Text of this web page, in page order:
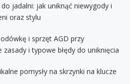
do jadalni: jak uniknąć niewygody i
oraz stylu
i sprzęt AGD przy
i typowe błędy do uniknięcia
pomysły na skrzynki na klucze